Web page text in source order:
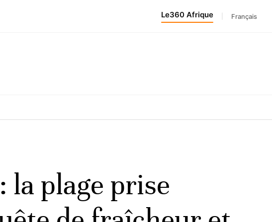
Le360 Afrique Français
la plage prise